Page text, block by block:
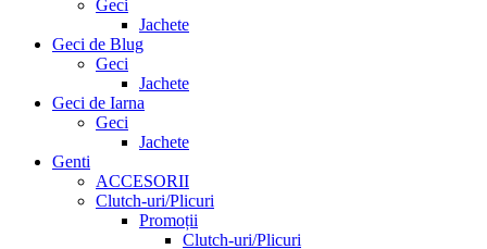
Geci
Jachete
Geci de Blug
Geci
Jachete
Geci de Iarna
Geci
Jachete
Genti
ACCESORII
Clutch-uri/Plicuri
Promoții
Clutch-uri/Plicuri